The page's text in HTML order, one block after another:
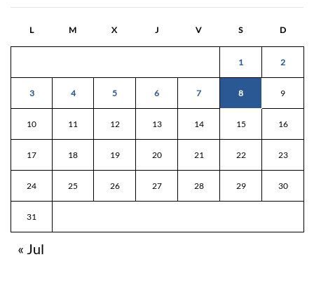
L M X J V S D
1 2
3 4 5 6 7 8 9
10 11 12 13 14 15 16
17 18 19 20 21 22 23
24 25 26 27 28 29 30
31
« Jul